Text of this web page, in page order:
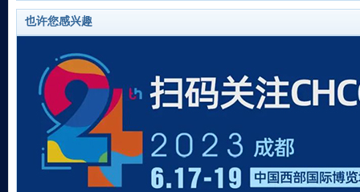
也许您感兴趣